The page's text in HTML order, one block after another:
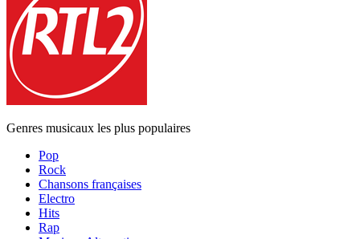
Genres musicaux les plus populaires
Pop
Rock
Chansons françaises
Electro
Hits
Rap